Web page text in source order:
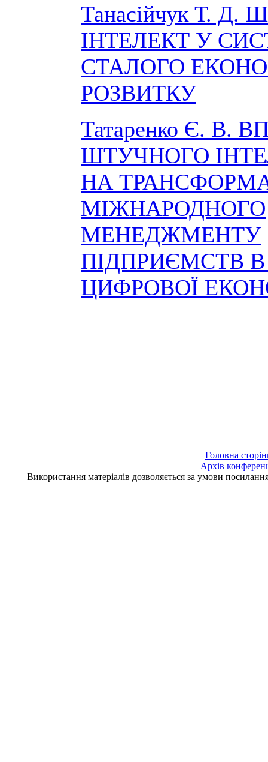
Танасійчук Т.
ІНТЕЛЕКТ У
СТАЛОГО
РОЗВИТКУ
Татаренко Є. В.
ШТУЧНОГО
НА
МІЖНАРОДНОГО
МЕНЕДЖМЕНТУ
ПІДПРИЄМСТВ
ЦИФРОВОЇ
Головна
Архів
Використання матеріалів дозволяється за умови